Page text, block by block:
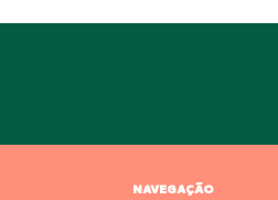
NAVEGAÇÃO